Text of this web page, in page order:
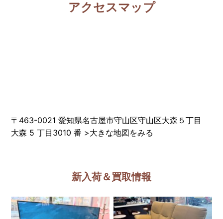
アクセスマップ
〒463-0021 愛知県名古屋市守山区守山区大森５丁目
大森 5 丁目3010 番 >大きな地図をみる
新入荷＆買取情報